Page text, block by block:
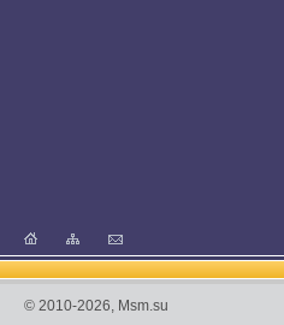
© 2010-2026, Msm.su